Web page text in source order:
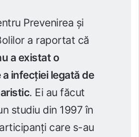
Prevenirea şi
a raportat că
a existat o
infecţiei legată de
. Ei au făcut
studiu din 1997 în
care s-au